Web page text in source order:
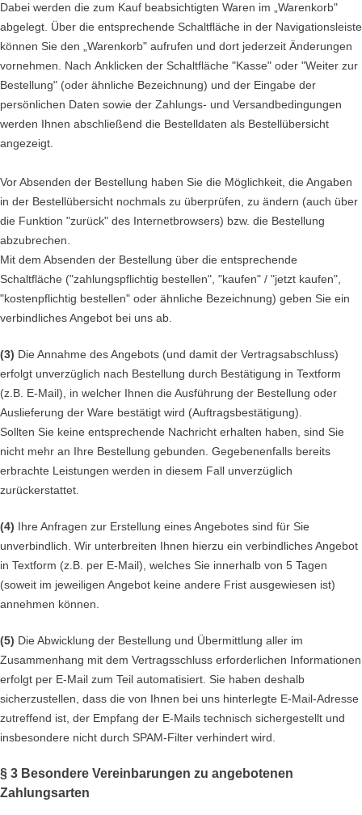
Dabei werden die zum Kauf beabsichtigten Waren im „Warenkorb"
abgelegt. Über die entsprechende Schaltfläche in der Navigationsleiste
können Sie den „Warenkorb" aufrufen und dort jederzeit Änderungen
vornehmen. Nach Anklicken der Schaltfläche "Kasse" oder "Weiter zur
Bestellung" (oder ähnliche Bezeichnung) und der Eingabe der
persönlichen Daten sowie der Zahlungs- und Versandbedingungen
werden Ihnen abschließend die Bestelldaten als Bestellübersicht
angezeigt.
Vor Absenden der Bestellung haben Sie die Möglichkeit, die Angaben
in der Bestellübersicht nochmals zu überprüfen, zu ändern (auch über
die Funktion "zurück" des Internetbrowsers) bzw. die Bestellung
abzubrechen.
Mit dem Absenden der Bestellung über die entsprechende
Schaltfläche ("zahlungspflichtig bestellen", "kaufen" / "jetzt kaufen",
"kostenpflichtig bestellen" oder ähnliche Bezeichnung) geben Sie ein
verbindliches Angebot bei uns ab.
(3) Die Annahme des Angebots (und damit der Vertragsabschluss)
erfolgt unverzüglich nach Bestellung durch Bestätigung in Textform
(z.B. E-Mail), in welcher Ihnen die Ausführung der Bestellung oder
Auslieferung der Ware bestätigt wird (Auftragsbestätigung).
Sollten Sie keine entsprechende Nachricht erhalten haben, sind Sie
nicht mehr an Ihre Bestellung gebunden. Gegebenenfalls bereits
erbrachte Leistungen werden in diesem Fall unverzüglich
zurückerstattet.
(4) Ihre Anfragen zur Erstellung eines Angebotes sind für Sie
unverbindlich. Wir unterbreiten Ihnen hierzu ein verbindliches Angebot
in Textform (z.B. per E-Mail), welches Sie innerhalb von 5 Tagen
(soweit im jeweiligen Angebot keine andere Frist ausgewiesen ist)
annehmen können.
(5) Die Abwicklung der Bestellung und Übermittlung aller im
Zusammenhang mit dem Vertragsschluss erforderlichen Informationen
erfolgt per E-Mail zum Teil automatisiert. Sie haben deshalb
sicherzustellen, dass die von Ihnen bei uns hinterlegte E-Mail-Adresse
zutreffend ist, der Empfang der E-Mails technisch sichergestellt und
insbesondere nicht durch SPAM-Filter verhindert wird.
§ 3 Besondere Vereinbarungen zu angebotenen
Zahlungsarten